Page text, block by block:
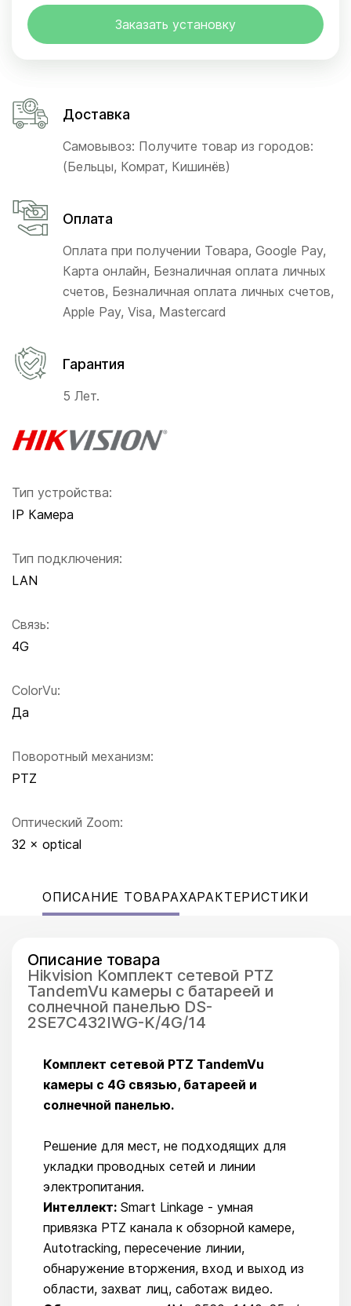
Тип устройства:
IP Камера
Тип подключения:
LAN
Связь:
4G
ColorVu:
Да
Поворотный механизм:
PTZ
Оптический Zoom:
32 × optical
Заказать установку
Доставка
Самовывоз: Получите товар из городов:
(Бельцы, Комрат, Кишинёв)
Оплата
Оплата при получении Товара, Google Pay,
Карта онлайн, Безналичная оплата личных
счетов, Безналичная оплата личных счетов,
Apple Pay, Visa, Mastercard
Гарантия
5 Лет.
ОПИСАНИЕ ТОВАРАХАРАКТЕРИСТИКИ
Описание товара
Hikvision Комплект сетевой PTZ
TandemVu камеры c батареей и
солнечной панелью DS-
2SE7C432IWG-K/4G/14
Комплект сетевой PTZ TandemVu
камеры c 4G связью, батареей и
солнечной панелью.
Решение для мест, не подходящих для
укладки проводных сетей и линии
электропитания.
Интеллект: Smart Linkage - умная
привязка PTZ канала к обзорной камере,
Autotracking, пересечение линии,
обнаружение вторжения, вход и выход из
области, захват лиц, саботаж видео.